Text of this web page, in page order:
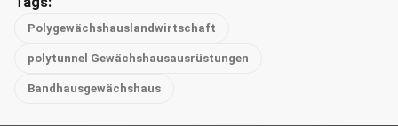
Polygewächshauslandwirtschaft
polytunnel Gewächshausausrüstungen
Bandhausgewächshaus